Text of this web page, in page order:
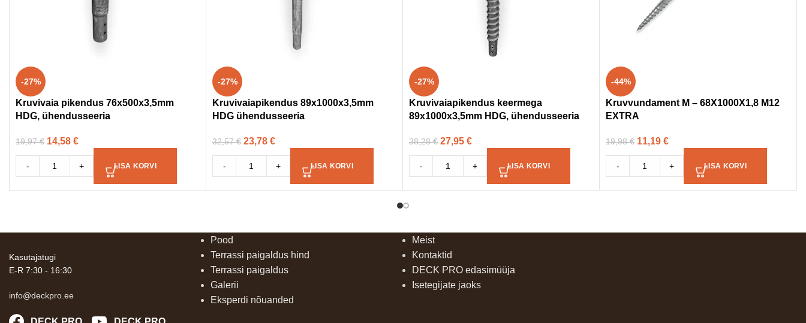
-27%
Kruvivaia pikendus 76x500x3,5mm
HDG, ühendusseeria
19,97€ 14,58 €
- + LISA KORVI
-27%
Kruvivaiapikendus 89x1000x3,5mm
HDG ühendusseeria
32,57€ 23,78 €
- + LISA KORVI
-27%
Kruvivaiapikendus keermega
89x1000x3,5mm HDG, ühendusseeria
38,28€ 27,95 €
- + LISA KORVI
-44%
Kruvvundament M – 68X1000X1,8 M12
EXTRA
19,98€ 11,19 €
- + LISA KORVI
Kasutajatugi
E-R 7:30 - 16:30
info@deckpro.ee
Pood
Terrassi paigaldus hind
Terrassi paigaldus
Galerii
Eksperdi nõuanded
Meist
Kontaktid
DECK PRO edasimüüja
Isetegijate jaoks